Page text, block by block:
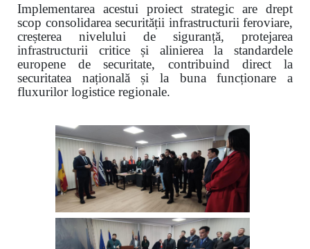
Implementarea acestui proiect strategic are drept
scop consolidarea securității infrastructurii feroviare,
creșterea nivelului de siguranță, protejarea
infrastructurii critice și alinierea la standardele
europene de securitate, contribuind direct la
securitatea națională și la buna funcționare a
fluxurilor logistice regionale.